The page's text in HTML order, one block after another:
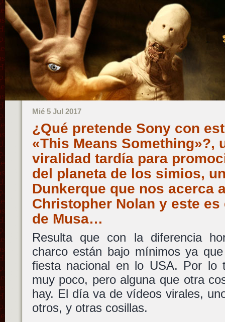
Mié 5 Jul 2017
¿Qué pretende Sony con
«This Means Something»?,
viralidad tardía para
del planeta de los simios,
Dunkerque que nos acerca
Christopher Nolan y este
de Musa…
Resulta que con la diferencia
charco están bajo mínimos ya
fiesta nacional en lo USA. Por lo
muy poco, pero alguna que otra
hay. El día va de vídeos virales,
otros, y otras cosillas.